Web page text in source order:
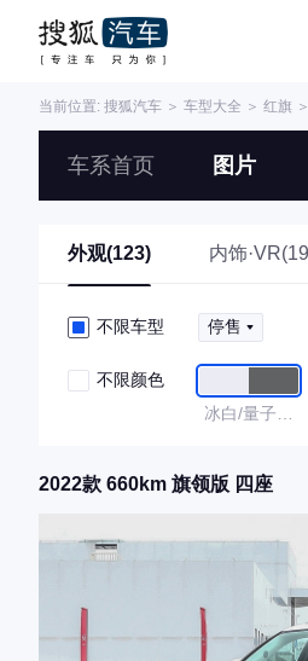
当前位置: 搜狐汽车 ＞ 车型大全 ＞ 红旗 ＞
车系首页 图片
外观(123) 内饰
不限车型 停售
不限颜色
冰白/量子银
2022款 660km 旗领版 四座